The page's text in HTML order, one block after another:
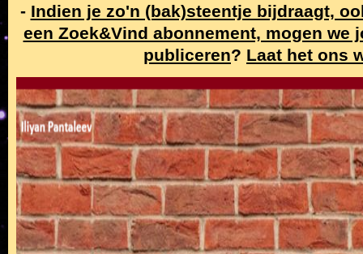
- Indien je zo'n (bak)steentje bijdraagt,
een Zoek&Vind abonnement, mogen we
publiceren? Laat het ons